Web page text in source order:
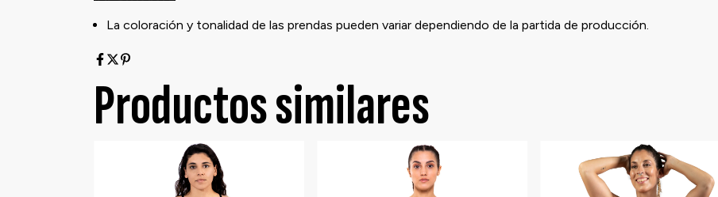
La coloración y tonalidad de las prendas pueden variar dependiendo de la partida de producción.
Productos similares